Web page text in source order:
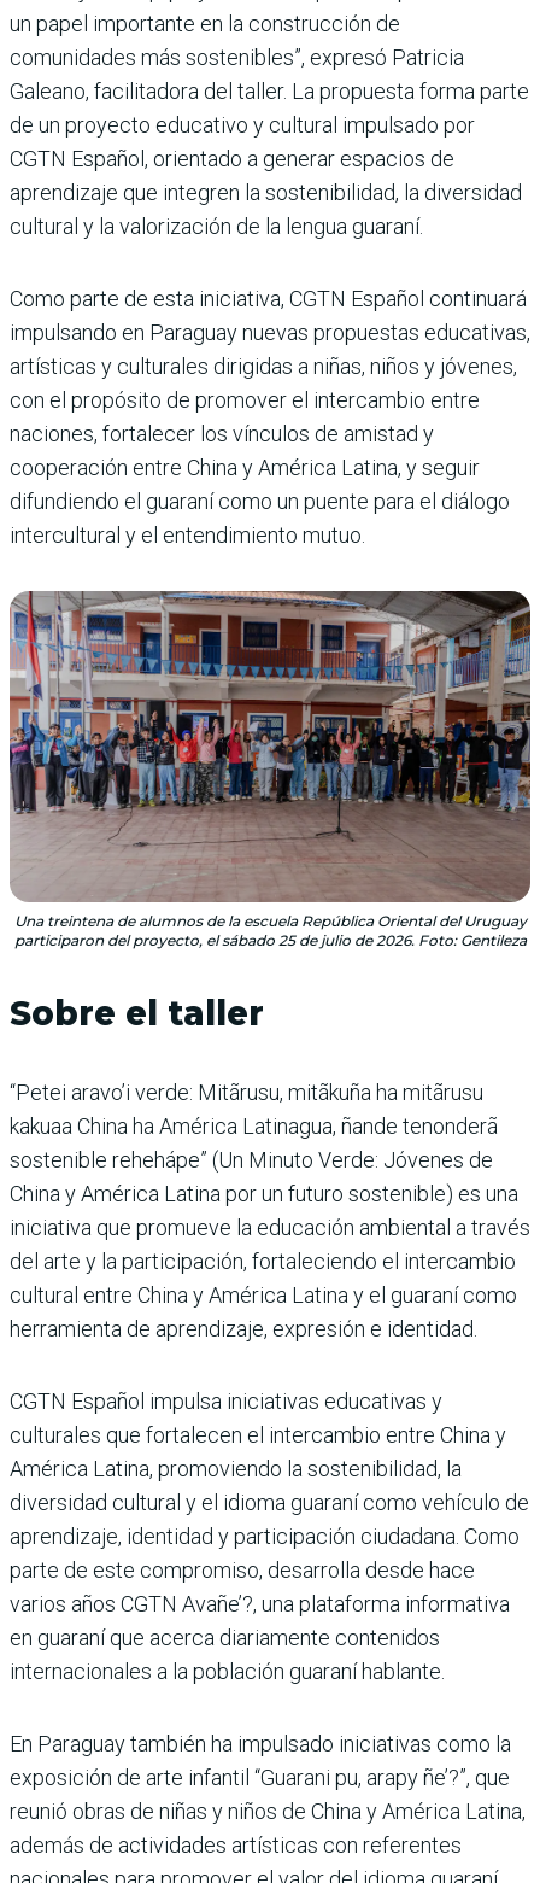
un papel importante en la construcción de
comunidades más sostenibles”, expresó Patricia
Galeano, facilitadora del taller. La propuesta forma parte
de un proyecto educativo y cultural impulsado por
CGTN Español, orientado a generar espacios de
aprendizaje que integren la sostenibilidad, la diversidad
cultural y la valorización de la lengua guaraní.
Como parte de esta iniciativa, CGTN Español continuará
impulsando en Paraguay nuevas propuestas educativas,
artísticas y culturales dirigidas a niñas, niños y jóvenes,
con el propósito de promover el intercambio entre
naciones, fortalecer los vínculos de amistad y
cooperación entre China y América Latina, y seguir
difundiendo el guaraní como un puente para el diálogo
intercultural y el entendimiento mutuo.
Una treintena de alumnos de la escuela República Oriental del Uruguay
participaron del proyecto, el sábado 25 de julio de 2026. Foto: Gentileza
Sobre el taller
“Petei aravo’i verde: Mitãrusu, mitãkuña ha mitãrusu
kakuaa China ha América Latinagua, ñande tenonderã
sostenible rehehápe” (Un Minuto Verde: Jóvenes de
China y América Latina por un futuro sostenible) es una
iniciativa que promueve la educación ambiental a través
del arte y la participación, fortaleciendo el intercambio
cultural entre China y América Latina y el guaraní como
herramienta de aprendizaje, expresión e identidad.
CGTN Español impulsa iniciativas educativas y
culturales que fortalecen el intercambio entre China y
América Latina, promoviendo la sostenibilidad, la
diversidad cultural y el idioma guaraní como vehículo de
aprendizaje, identidad y participación ciudadana. Como
parte de este compromiso, desarrolla desde hace
varios años CGTN Avañe’?, una plataforma informativa
en guaraní que acerca diariamente contenidos
internacionales a la población guaraní hablante.
En Paraguay también ha impulsado iniciativas como la
exposición de arte infantil “Guarani pu, arapy ñe’?”, que
reunió obras de niñas y niños de China y América Latina,
además de actividades artísticas con referentes